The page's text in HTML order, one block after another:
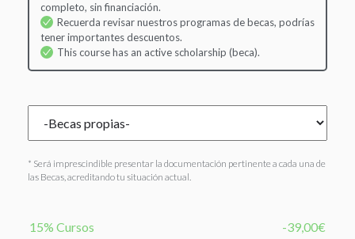
completo, sin financiación.
Recuerda revisar nuestros programas de becas, podrías
tener importantes descuentos.
This course has an active scholarship (beca).
* Será imprescindible presentar la documentación pertinente a cada una de
las Becas, acreditando tu situación actual.
15% Cursos -39,00€